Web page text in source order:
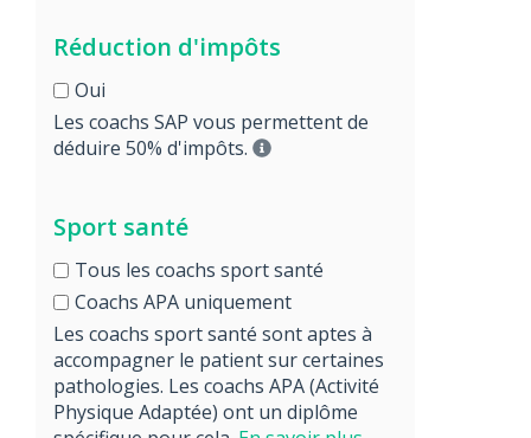
Réduction d'impôts
Oui
Les coachs SAP vous permettent de
déduire 50% d'impôts.
Sport santé
Tous les coachs sport santé
Coachs APA uniquement
Les coachs sport santé sont aptes à
accompagner le patient sur certaines
pathologies. Les coachs APA (Activité
Physique Adaptée) ont un diplôme